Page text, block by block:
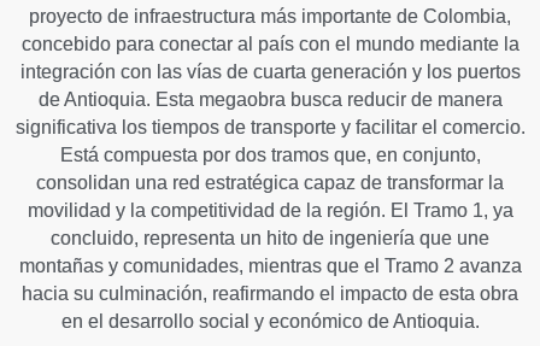
proyecto de infraestructura más importante de Colombia,
concebido para conectar al país con el mundo mediante la
integración con las vías de cuarta generación y los puertos
de Antioquia. Esta megaobra busca reducir de manera
significativa los tiempos de transporte y facilitar el comercio.
Está compuesta por dos tramos que, en conjunto,
consolidan una red estratégica capaz de transformar la
movilidad y la competitividad de la región. El Tramo 1, ya
concluido, representa un hito de ingeniería que une
montañas y comunidades, mientras que el Tramo 2 avanza
hacia su culminación, reafirmando el impacto de esta obra
en el desarrollo social y económico de Antioquia.